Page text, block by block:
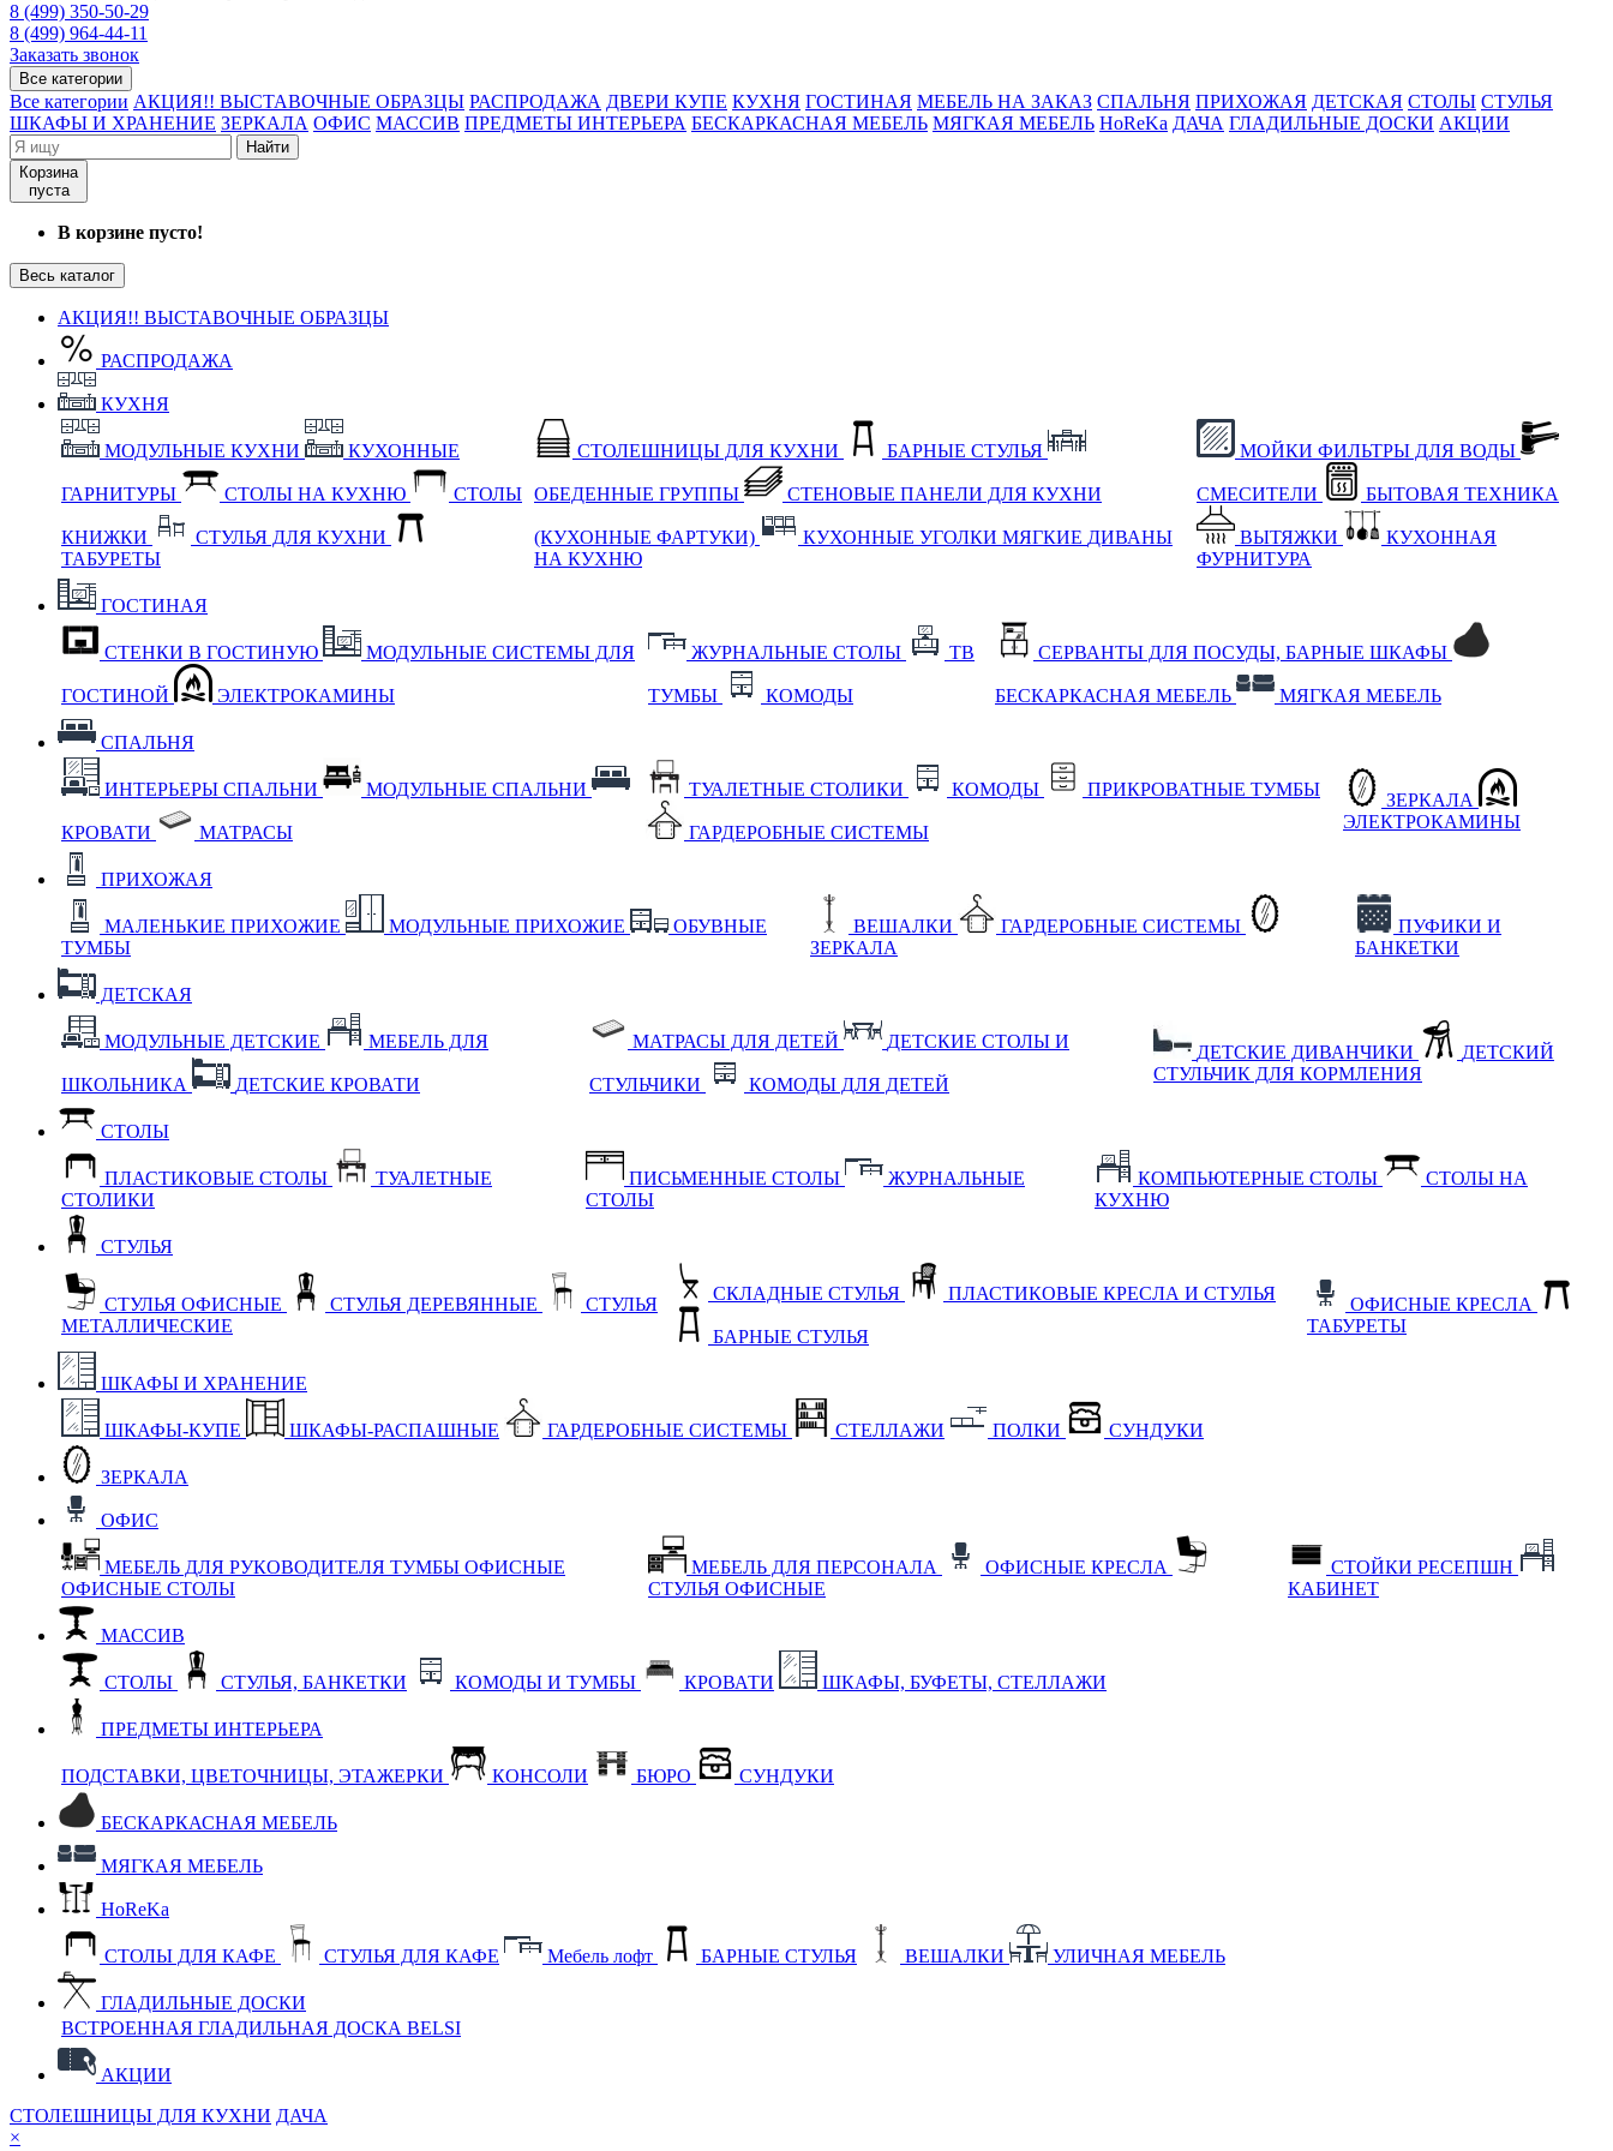
8 (499) 350-50-29
8 (499) 964-44-11
Заказать звонок
Все категории
Все категории АКЦИЯ!! ВЫСТАВОЧНЫЕ ОБРАЗЦЫ РАСПРОДАЖА ДВЕРИ КУПЕ КУХНЯ ГОСТИНАЯ МЕБЕЛЬ НА ЗАКАЗ СПАЛЬНЯ ПРИХОЖАЯ ДЕТСКАЯ СТОЛЫ СТУЛЬЯ
ШКАФЫ И ХРАНЕНИЕ ЗЕРКАЛА ОФИС МАССИВ ПРЕДМЕТЫ ИНТЕРЬЕРА БЕСКАРКАСНАЯ МЕБЕЛЬ МЯГКАЯ МЕБЕЛЬ HoReKa ДАЧА ГЛАДИЛЬНЫЕ ДОСКИ АКЦИИ
Найти
Корзина
пуста
В корзине пусто!
Весь каталог
АКЦИЯ!! ВЫСТАВОЧНЫЕ ОБРАЗЦЫ
РАСПРОДАЖА
КУХНЯ
МОДУЛЬНЫЕ КУХНИ КУХОННЫЕ
ГАРНИТУРЫ СТОЛЫ НА КУХНЮ СТОЛЫ
КНИЖКИ
СТУЛЬЯ ДЛЯ КУХНИ
ТАБУРЕТЫ
СТОЛЕШНИЦЫ ДЛЯ КУХНИ БАРНЫЕ СТУЛЬЯ
ОБЕДЕННЫЕ ГРУППЫ СТЕНОВЫЕ ПАНЕЛИ ДЛЯ КУХНИ
(КУХОННЫЕ ФАРТУКИ) КУХОННЫЕ УГОЛКИ МЯГКИЕ ДИВАНЫ
НА КУХНЮ
МОЙКИ ФИЛЬТРЫ ДЛЯ ВОДЫ
СМЕСИТЕЛИ БЫТОВАЯ ТЕХНИКА
ВЫТЯЖКИ
КУХОННАЯ
ФУРНИТУРА
ГОСТИНАЯ
СТЕНКИ В ГОСТИНУЮ МОДУЛЬНЫЕ СИСТЕМЫ ДЛЯ
ГОСТИНОЙ ЭЛЕКТРОКАМИНЫ
ЖУРНАЛЬНЫЕ СТОЛЫ ТВ
ТУМБЫ КОМОДЫ
СЕРВАНТЫ ДЛЯ ПОСУДЫ, БАРНЫЕ ШКАФЫ
БЕСКАРКАСНАЯ МЕБЕЛЬ МЯГКАЯ МЕБЕЛЬ
СПАЛЬНЯ
ИНТЕРЬЕРЫ СПАЛЬНИ МОДУЛЬНЫЕ СПАЛЬНИ
КРОВАТИ МАТРАСЫ
ТУАЛЕТНЫЕ СТОЛИКИ КОМОДЫ ПРИКРОВАТНЫЕ ТУМБЫ
ГАРДЕРОБНЫЕ СИСТЕМЫ
ЗЕРКАЛА
ЭЛЕКТРОКАМИНЫ
ПРИХОЖАЯ
МАЛЕНЬКИЕ ПРИХОЖИЕ МОДУЛЬНЫЕ ПРИХОЖИЕ
ОБУВНЫЕ
ТУМБЫ
ВЕШАЛКИ
ГАРДЕРОБНЫЕ СИСТЕМЫ
ЗЕРКАЛА
ПУФИКИ И
БАНКЕТКИ
ДЕТСКАЯ
МОДУЛЬНЫЕ ДЕТСКИЕ МЕБЕЛЬ ДЛЯ
ШКОЛЬНИКА ДЕТСКИЕ КРОВАТИ
МАТРАСЫ ДЛЯ ДЕТЕЙ ДЕТСКИЕ СТОЛЫ И
СТУЛЬЧИКИ КОМОДЫ ДЛЯ ДЕТЕЙ
ДЕТСКИЕ ДИВАНЧИКИ
ДЕТСКИЙ
СТУЛЬЧИК ДЛЯ КОРМЛЕНИЯ
СТОЛЫ
ПЛАСТИКОВЫЕ СТОЛЫ
ТУАЛЕТНЫЕ
СТОЛИКИ
ПИСЬМЕННЫЕ СТОЛЫ
ЖУРНАЛЬНЫЕ
СТОЛЫ
КОМПЬЮТЕРНЫЕ СТОЛЫ
СТОЛЫ НА
КУХНЮ
СТУЛЬЯ
СТУЛЬЯ ОФИСНЫЕ СТУЛЬЯ ДЕРЕВЯННЫЕ
СТУЛЬЯ
МЕТАЛЛИЧЕСКИЕ
СКЛАДНЫЕ СТУЛЬЯ ПЛАСТИКОВЫЕ КРЕСЛА И СТУЛЬЯ
БАРНЫЕ СТУЛЬЯ
ОФИСНЫЕ КРЕСЛА
ТАБУРЕТЫ
ШКАФЫ И ХРАНЕНИЕ
ШКАФЫ-КУПЕ ШКАФЫ-РАСПАШНЫЕ ГАРДЕРОБНЫЕ СИСТЕМЫ СТЕЛЛАЖИ ПОЛКИ СУНДУКИ
ЗЕРКАЛА
ОФИС
МЕБЕЛЬ ДЛЯ РУКОВОДИТЕЛЯ ТУМБЫ ОФИСНЫЕ
ОФИСНЫЕ СТОЛЫ
МЕБЕЛЬ ДЛЯ ПЕРСОНАЛА
ОФИСНЫЕ КРЕСЛА
СТУЛЬЯ ОФИСНЫЕ
СТОЙКИ РЕСЕПШН
КАБИНЕТ
МАССИВ
СТОЛЫ СТУЛЬЯ, БАНКЕТКИ КОМОДЫ И ТУМБЫ КРОВАТИ ШКАФЫ, БУФЕТЫ, СТЕЛЛАЖИ
ПРЕДМЕТЫ ИНТЕРЬЕРА
ПОДСТАВКИ, ЦВЕТОЧНИЦЫ, ЭТАЖЕРКИ КОНСОЛИ БЮРО СУНДУКИ
БЕСКАРКАСНАЯ МЕБЕЛЬ
МЯГКАЯ МЕБЕЛЬ
HoReKa
СТОЛЫ ДЛЯ КАФЕ СТУЛЬЯ ДЛЯ КАФЕ Мебель лофт БАРНЫЕ СТУЛЬЯ ВЕШАЛКИ УЛИЧНАЯ МЕБЕЛЬ
ГЛАДИЛЬНЫЕ ДОСКИ
ВСТРОЕННАЯ ГЛАДИЛЬНАЯ ДОСКА BELSI
АКЦИИ
СТОЛЕШНИЦЫ ДЛЯ КУХНИ ДАЧА
×